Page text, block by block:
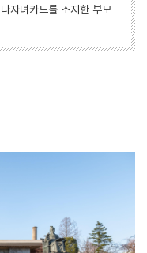
자녀카드를 소지한 부모